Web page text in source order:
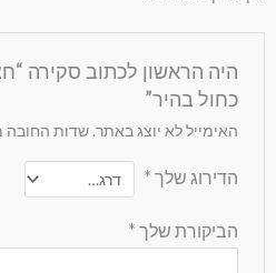
היה הראשון לכתוב סקירה
כחול בהיר”
האימייל לא יוצג באתר.שדות החובה
הדירוג שלך*
הביקורת שלך*